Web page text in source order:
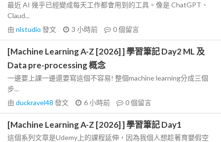
最近 AI 幾乎已經變成每天工作都會用到的工具。像是 ChatGPT、
Claud...
由 nlstudio 發文 3 小時前 0個留言
[Machine Learning A-Z [2026] ] 學習筆記 Day2 ML 及
Data pre-processing 概念
一邊要上課一邊還要寫這個不容易! 整個machine learning分成三個
步...
由 duckravel48 發文 6 小時前 0個留言
[Machine Learning A-Z [2026] ] 學習筆記 Day1
這個系列文章是Udemy上的課程延伸，因為我個人想趁著育嬰假空